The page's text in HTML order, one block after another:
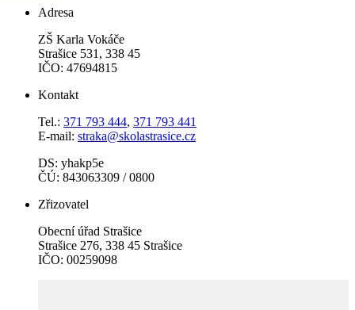
Adresa
ZŠ Karla Vokáče
Strašice 531, 338 45
IČO: 47694815
Kontakt
Tel.: 371 793 444, 371 793 441
E-mail: straka@skolastrasice.cz
DS: yhakp5e
ČÚ: 843063309 / 0800
Zřizovatel
Obecní úřad Strašice
Strašice 276, 338 45 Strašice
IČO: 00259098